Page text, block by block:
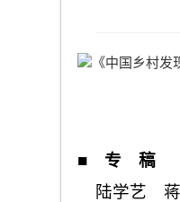
■ 专 稿
陆学艺 蒋